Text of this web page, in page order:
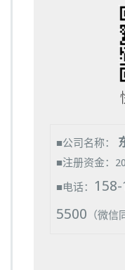
■公司名称：
■注册资金：
■电话：
5500 （微信